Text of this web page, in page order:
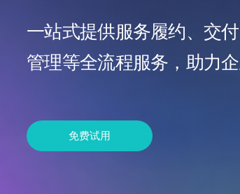
一站式提供服务履约、交
管理等全流程服务，助力
免费试用